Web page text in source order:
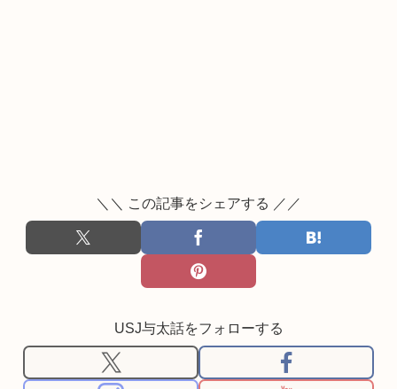
＼＼ この記事をシェアする ／／
USJ与太話をフォローする